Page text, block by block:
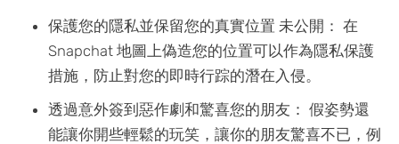
保護您的隱私並保留您的真實位置 未公開： 在
Snapchat 地圖上偽造您的位置可以作為隱私保護
措施，防止對您的即時行踪的潛在入侵。
透過意外簽到惡作劇和驚喜您的朋友： 假姿勢還
能讓你開些輕鬆的玩笑，讓你的朋友驚喜不已，例